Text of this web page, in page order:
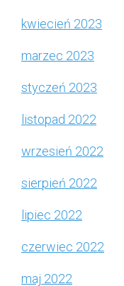
kwiecień 2023
marzec 2023
styczeń 2023
listopad 2022
wrzesień 2022
sierpień 2022
lipiec 2022
czerwiec 2022
maj 2022